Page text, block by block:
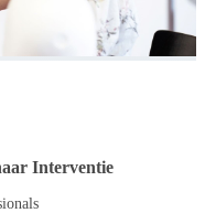
Interventie